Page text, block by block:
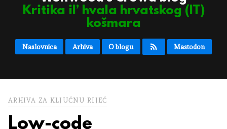
Kritika il’ hvala hrvatskog (IT)
košmara
Naslovnica Arhiva O blogu Mastodon
ARHIVA ZA KLJUČNU RIJEČ
Low-code